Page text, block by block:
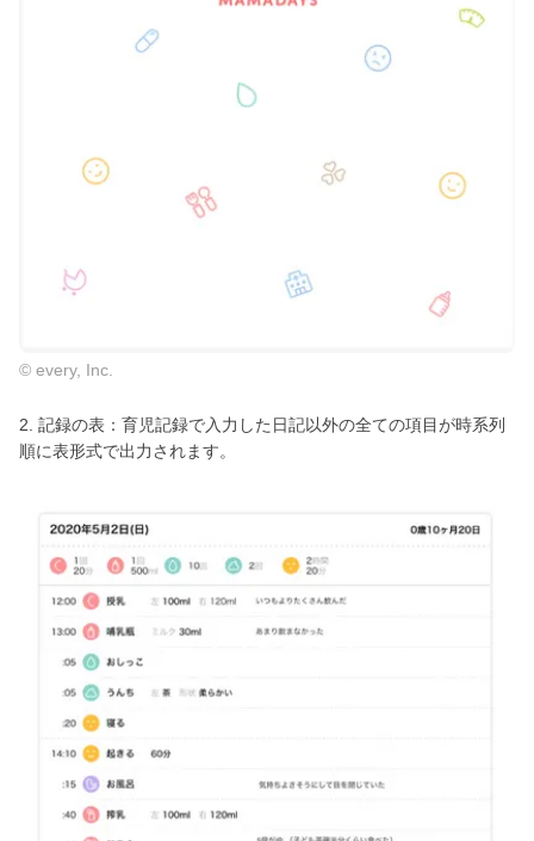
© every, Inc.
2. 記録の表：育児記録で入力した日記以外の全ての項目が時系列
順に表形式で出力されます。